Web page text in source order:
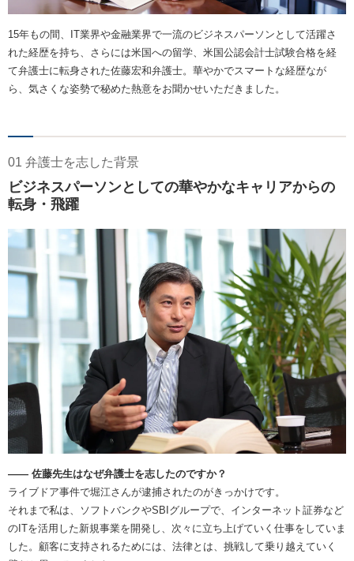
15年もの間、IT業界や金融業界で一流のビジネスパーソンとして活躍さ
れた経歴を持ち、さらには米国への留学、米国公認会計士試験合格を経
て弁護士に転身された佐藤宏和弁護士。華やかでスマートな経歴なが
ら、気さくな姿勢で秘めた熱意をお聞かせいただきました。
01 弁護士を志した背景
ビジネスパーソンとしての華やかなキャリアからの
転身・飛躍
―― 佐藤先生はなぜ弁護士を志したのですか？
ライブドア事件で堀江さんが逮捕されたのがきっかけです。
それまで私は、ソフトバンクやSBIグループで、インターネット証券など
のITを活用した新規事業を開発し、次々に立ち上げていく仕事をしていま
した。顧客に支持されるためには、法律とは、挑戦して乗り越えていく